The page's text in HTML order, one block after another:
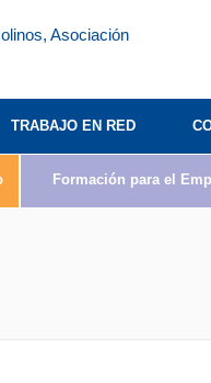
TRABAJO EN RED
Formación para el